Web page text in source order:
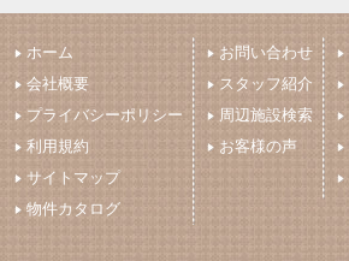
ホーム
会社概要
プライバシーポリシー
利用規約
サイトマップ
物件カタログ
お問い合わせ
スタッフ紹介
周辺施設検索
お客様の声